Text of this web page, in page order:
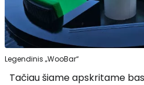
Legendinis „WooBar“
Tačiau šiame apskritame